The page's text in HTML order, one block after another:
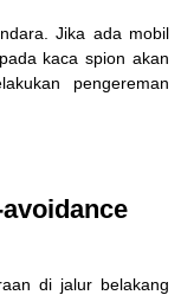
Jika ada mobil
kaca spion akan
pengereman
di jalur belakang